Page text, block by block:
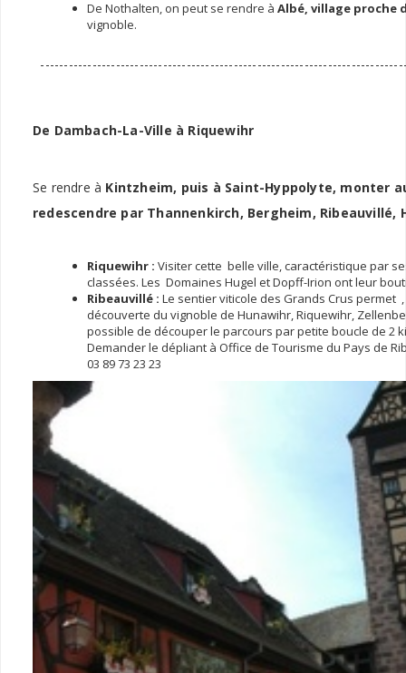
De Nothalten, on peut se rendre à Albé, village proche
vignoble.
De Dambach-La-Ville à Riquewihr
Se rendre à Kintzheim, puis à Saint-Hyppolyte, monter
redescendre par Thannenkirch, Bergheim, Ribeauvillé,
Riquewihr : Visiter cette belle ville, caractéristique par
classées. Les Domaines Hugel et Dopff-Irion ont leur
Ribeauvillé : Le sentier viticole des Grands Crus permet
découverte du vignoble de Hunawihr, Riquewihr,
possible de découper le parcours par petite boucle de 2
Demander le dépliant à Office de Tourisme du Pays de
03 89 73 23 23